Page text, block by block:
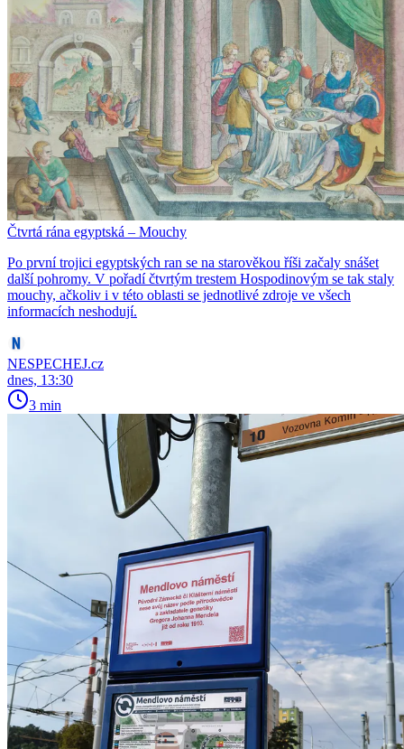
Čtvrtá rána egyptská – Mouchy
Po první trojici egyptských ran se na starověkou říši začaly snášet
další pohromy. V pořadí čtvrtým trestem Hospodinovým se tak staly
mouchy, ačkoliv i v této oblasti se jednotlivé zdroje ve všech
informacích neshodují.
NESPECHEJ.cz
dnes, 13:30
3 min